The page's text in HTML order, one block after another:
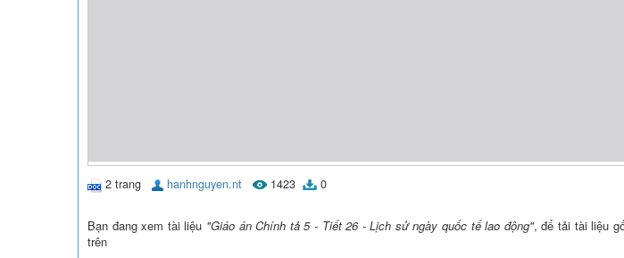
2 trang hanhnguyen.nt 1423 0
Bạn đang xem tài liệu "Giáo án Chính tả 5 - Tiết 26 - Lịch sử ngày quốc tế lao động", để tải tài liệu
trên